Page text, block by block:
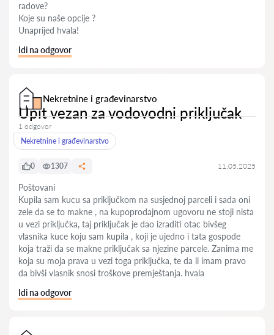
radove?
Koje su naše opcije ?
Unaprijed hvala!
Idi na odgovor
Nekretnine i građevinarstvo
Upit vezan za vodovodni priključak
1 odgovor
Nekretnine i građevinarstvo
0 1307 11.05.2025
Poštovani
Kupila sam kucu sa priključkom na susjednoj parceli i sada oni
zele da se to makne , na kupoprodajnom ugovoru ne stoji nista
u vezi priključka, taj priključak je dao izraditi otac bivšeg
vlasnika kuce koju sam kupila , koji je ujedno i tata gospode
koja traži da se makne priključak sa njezine parcele. Zanima me
koja su moja prava u vezi toga priključka, te da li imam pravo
da bivši vlasnik snosi troškove premještanja. hvala
Idi na odgovor